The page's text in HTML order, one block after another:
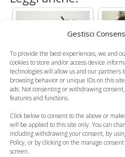
Gestisci
To provide the best experiences, we and
cookies to store and/or access device
technologies will allow us and our partners
browsing behavior or unique IDs on this
ads. Not consenting or withdrawing
features and functions.
Click below to consent to the above or
will be applied to this site only. You can
including withdrawing your consent, by
Policy, or by clicking on the manage
screen.
Figlio di 41 anni non
vuole andare via di
casa: i…
I
Vietato portare il
telefonino a tavola